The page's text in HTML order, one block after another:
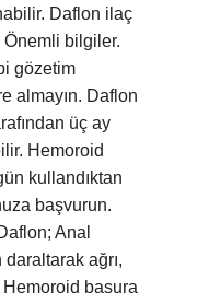
Daflon ilaç
bilgiler.
gözetim
almayın. Daflon
üç ay
Hemoroid
kullandıktan
başvurun.
Anal
daraltarak ağrı,
basura